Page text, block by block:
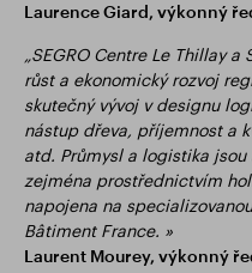
Laurence Giard, výkonný
„SEGRO Centre Le Thillay
růst a ekonomický rozvoj
skutečný vývoj v designu
nástup dřeva, příjemnost a
atd. Průmysl a logistika
zejména prostřednictvím
napojena na
Bâtiment France. »
Laurent Mourey, výkonný